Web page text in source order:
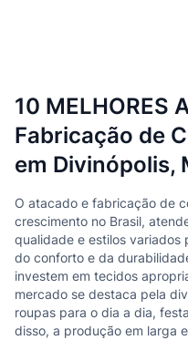
10 MELHORES
Fabricação de
em Divinópolis,
O atacado e fabricação de
crescimento no Brasil,
qualidade e estilos variados
do conforto e da
investem em tecidos
mercado se destaca pela
roupas para o dia a dia,
disso, a produção em larga